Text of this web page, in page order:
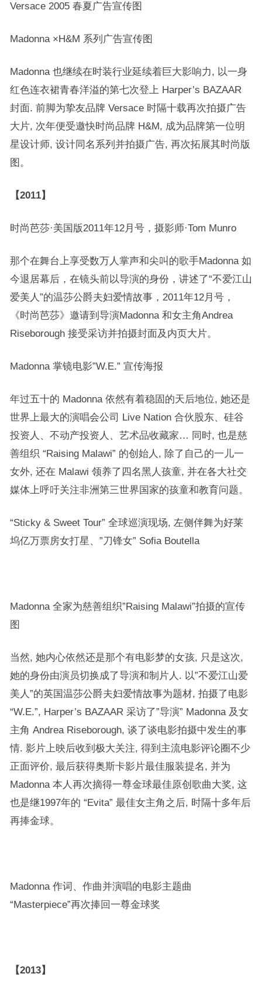
Versace 2005 春夏广告宣传图
Madonna ×H&M 系列广告宣传图
Madonna 也继续在时装行业延续着巨大影响力, 以一身
红色连衣裙青春洋溢的第七次登上 Harper’s BAZAAR
封面. 前脚为挚友品牌 Versace 时隔十载再次拍摄广告
大片, 次年便受邀快时尚品牌 H&M, 成为品牌第一位明
星设计师, 设计同名系列并拍摄广告, 再次拓展其时尚版
图。
【2011】
时尚芭莎·美国版2011年12月号，摄影师·Tom Munro
那个在舞台上享受数万人掌声和尖叫的歌手Madonna 如
今退居幕后，在镜头前以导演的身份，讲述了“不爱江山
爱美人”的温莎公爵夫妇爱情故事，2011年12月号，
《时尚芭莎》邀请到导演Madonna 和女主角Andrea
Riseborough 接受采访并拍摄封面及内页大片。
Madonna 掌镜电影”W.E.” 宣传海报
年过五十的 Madonna 依然有着稳固的天后地位, 她还是
世界上最大的演唱会公司 Live Nation 合伙股东、硅谷
投资人、不动产投资人、艺术品收藏家… 同时, 也是慈
善组织 “Raising Malawi” 的创始人, 除了自己的一儿一
女外, 还在 Malawi 领养了四名黑人孩童, 并在各大社交
媒体上呼吁关注非洲第三世界国家的孩童和教育问题。
“Sticky & Sweet Tour” 全球巡演现场, 左侧伴舞为好莱
坞亿万票房女打星、”刀锋女” Sofia Boutella
Madonna 全家为慈善组织”Raising Malawi”拍摄的宣传
图
当然, 她内心依然还是那个有电影梦的女孩, 只是这次,
她的身份由演员切换成了导演和制片人. 以”不爱江山爱
美人”的英国温莎公爵夫妇爱情故事为题材, 拍摄了电影
“W.E.”, Harper’s BAZAAR 采访了”导演” Madonna 及女
主角 Andrea Riseborough, 谈了谈电影拍摄中发生的事
情. 影片上映后收到极大关注, 得到主流电影评论圈不少
正面评价, 最后获得奥斯卡影片最佳服装提名, 并为
Madonna 本人再次摘得一尊金球最佳原创歌曲大奖, 这
也是继1997年的 “Evita” 最佳女主角之后, 时隔十多年后
再捧金球。
Madonna 作词、作曲并演唱的电影主题曲
“Masterpiece”再次捧回一尊金球奖
【2013】